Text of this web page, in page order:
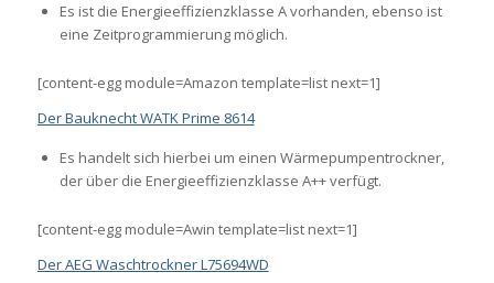
Es ist die Energieeffizienzklasse A vorhanden, ebenso ist
eine Zeitprogrammierung möglich.
[content-egg module=Amazon template=list next=1]
Der Bauknecht WATK Prime 8614
Es handelt sich hierbei um einen Wärmepumpentrockner,
der über die Energieeffizienzklasse A++ verfügt.
[content-egg module=Awin template=list next=1]
Der AEG Waschtrockner L75694WD